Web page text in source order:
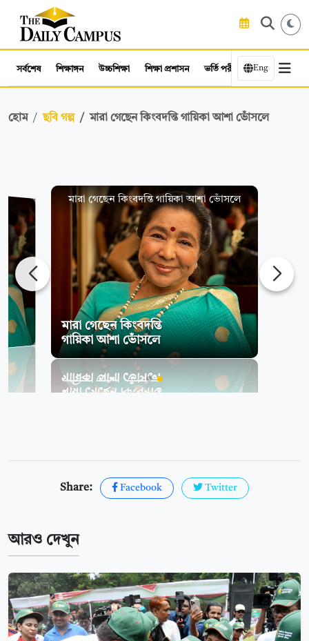
সর্বশেষ শিক্ষাঙ্গন উচ্চশিক্ষা শিক্ষা প্রশাসন ভর্তি পরীক্ষা কর্মসংস্থান
Eng
হোম ছবি গল্প মারা গেছেন কিংবদন্তি গায়িকা আশা ভোঁসলে
মারা গেছেন কিংবদন্তি গায়িকা আশা ভোঁসলে
মারা গেছেন কিংবদন্তি
গায়িকা আশা ভোঁসলে
Share: Facebook Twitter
আরও দেখুন